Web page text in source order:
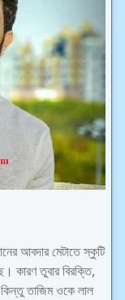
আবদার মেটাতে স্কুটি
কারণ তুবার বিরক্তি,
তাজিম ওকে লাল